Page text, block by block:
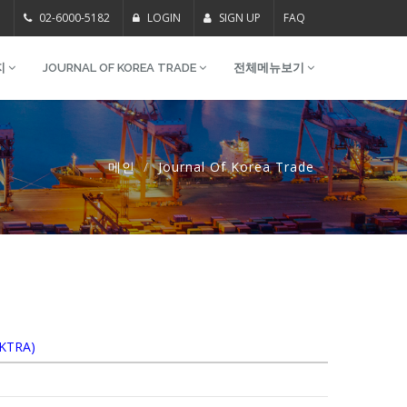
02-6000-5182 LOGIN SIGN UP FAQ
JOURNAL OF KOREA TRADE 전체메뉴보기
메인 Journal Of Korea Trade